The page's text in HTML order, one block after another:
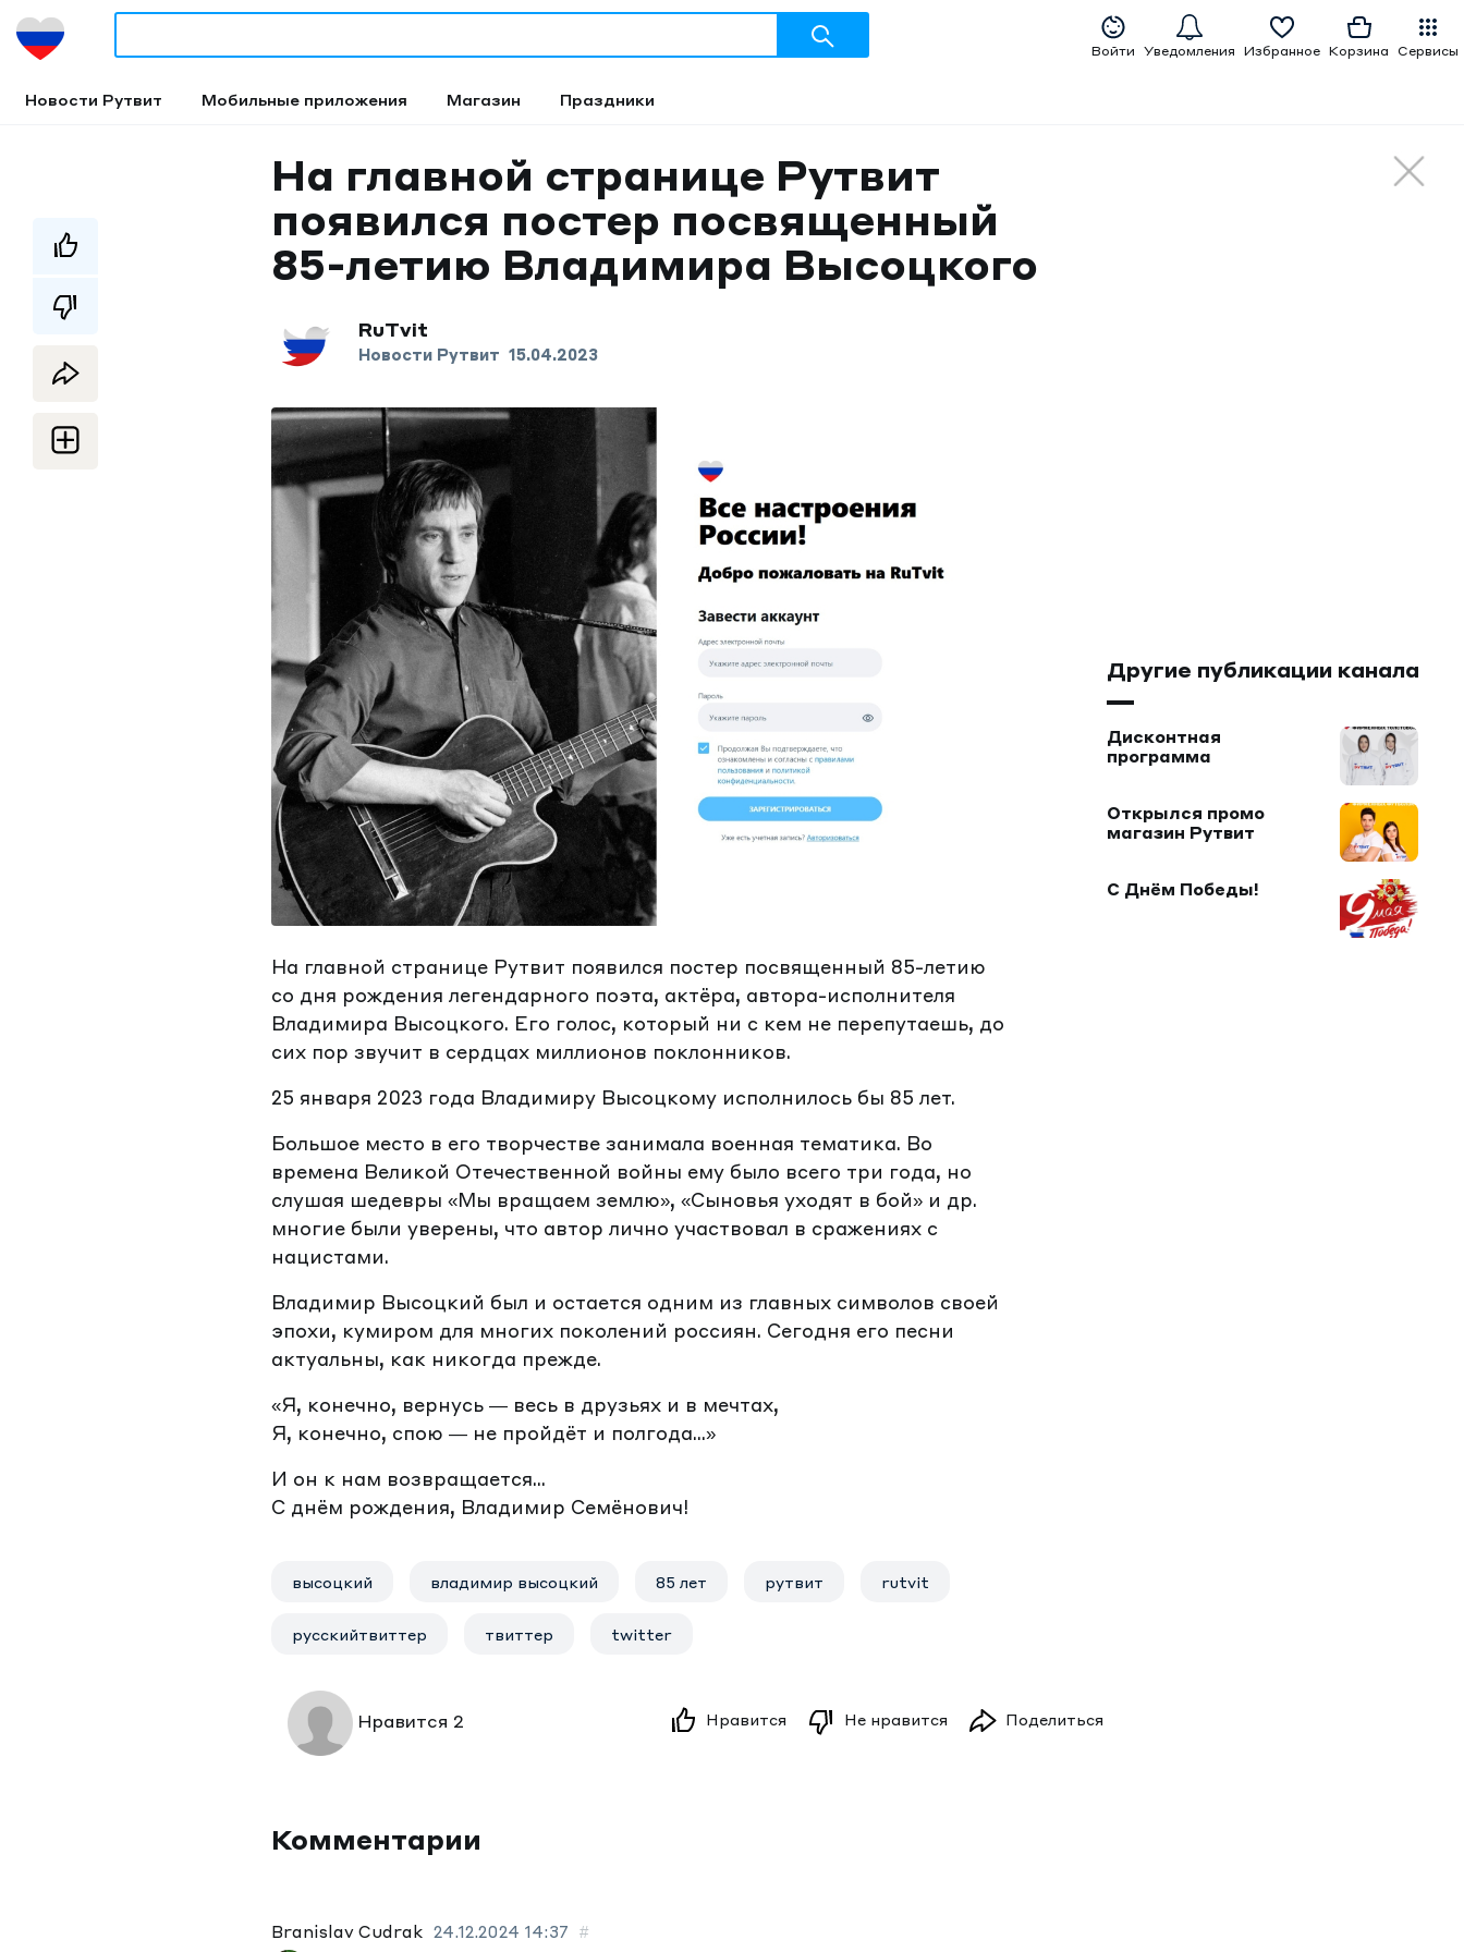
Войти Уведомления Избранное Корзина Сервисы
Новости Рутвит Мобильные приложения Магазин Праздники
На главной странице Рутвит
появился постер посвященный
85-летию Владимира Высоцкого
RuTvit
Новости Рутвит 15.04.2023
На главной странице Рутвит появился постер посвященный 85-летию
со дня рождения легендарного поэта, актёра, автора-исполнителя
Владимира Высоцкого. Его голос, который ни с кем не перепутаешь, до
сих пор звучит в сердцах миллионов поклонников.
25 января 2023 года Владимиру Высоцкому исполнилось бы 85 лет.
Большое место в его творчестве занимала военная тематика. Во
времена Великой Отечественной войны ему было всего три года, но
слушая шедевры «Мы вращаем землю», «Сыновья уходят в бой» и др.
многие были уверены, что автор лично участвовал в сражениях с
нацистами.
Владимир Высоцкий был и остается одним из главных символов своей
эпохи, кумиром для многих поколений россиян. Сегодня его песни
актуальны, как никогда прежде.
«Я, конечно, вернусь — весь в друзьях и в мечтах,
Я, конечно, спою — не пройдёт и полгода...»
И он к нам возвращается...
С днём рождения, Владимир Семёнович!
высоцкий владимир высоцкий 85 лет рутвит rutvit
русскийтвиттер твиттер twitter
Нравится 2 Нравится Не нравится Поделиться
Комментарии
Branislav Cudrak 24.12.2024 14:37 #
Другие публикации канала
Дисконтная
программа
Открылся промо
магазин Рутвит
С Днём Победы!